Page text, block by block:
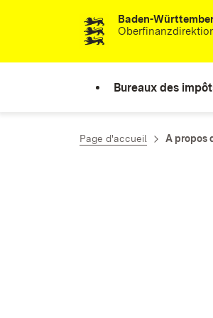
Passer au contenu
Baden-
Bureaux des
Page d'accueil A propos